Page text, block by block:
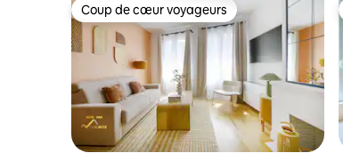
Coup de cœur voyageurs
Coup de cœur voyageurs